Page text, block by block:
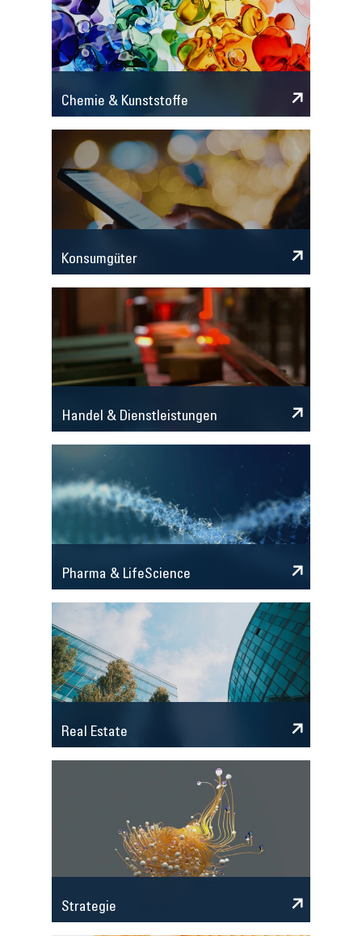
Chemie & Kunststoffe
Konsumgüter
Handel & Dienstleistungen
Pharma & LifeScience
Real Estate
Strategie